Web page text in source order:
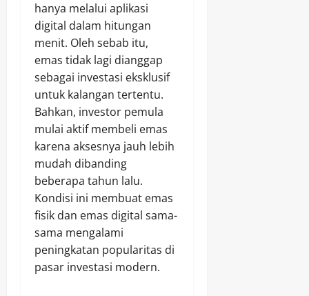
hanya melalui aplikasi
digital dalam hitungan
menit. Oleh sebab itu,
emas tidak lagi dianggap
sebagai investasi eksklusif
untuk kalangan tertentu.
Bahkan, investor pemula
mulai aktif membeli emas
karena aksesnya jauh lebih
mudah dibanding
beberapa tahun lalu.
Kondisi ini membuat emas
fisik dan emas digital sama-
sama mengalami
peningkatan popularitas di
pasar investasi modern.